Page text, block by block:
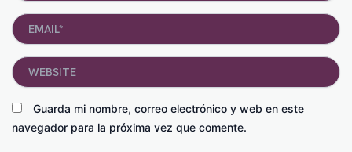
Email*
Guarda mi nombre, correo electrónico y web en este
navegador para la próxima vez que comente.
Website